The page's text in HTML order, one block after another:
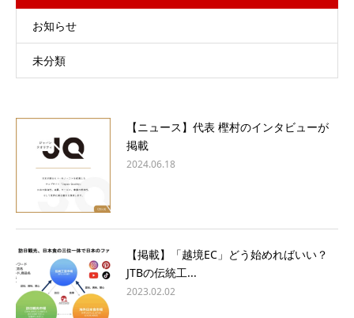
お知らせ
未分類
【ニュース】代表 樫村のインタビューが
掲載
2024.06.18
【掲載】「越境EC」どう始めればいい？
JTBの伝統工...
2023.02.02